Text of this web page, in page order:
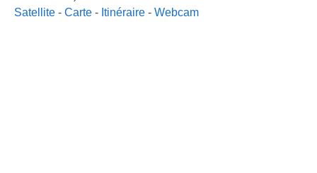
Satellite - Carte - Itinéraire - Webcam